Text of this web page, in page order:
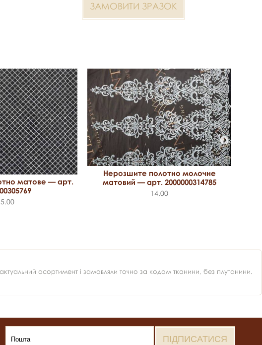
ЗАМОВИТИ ЗРАЗОК
матове — арт.
Нерозшите полотно молочне
матовий — арт. 2000000314785
14.00
асортимент і замовляли точно за кодом тканини, без плутанини.